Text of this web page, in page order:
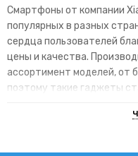
Смартфоны от компании
популярных в разных
сердца пользователей
цены и качества.
ассортимент моделей, от
поэтому такие гаджеты
линейки гаджетов